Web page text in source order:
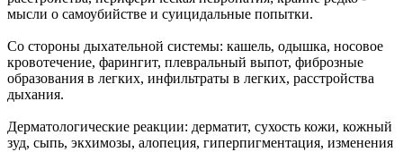
мысли о самоубийстве и суицидальные попытки.
Со стороны дыхательной системы: кашель, одышка, носовое
кровотечение, фарингит, плевральный выпот, фиброзные
образования в легких, инфильтраты в легких, расстройства
дыхания.
Дерматологические реакции: дерматит, сухость кожи, кожный
зуд, сыпь, экхимозы, алопеция, гиперпигментация, изменения